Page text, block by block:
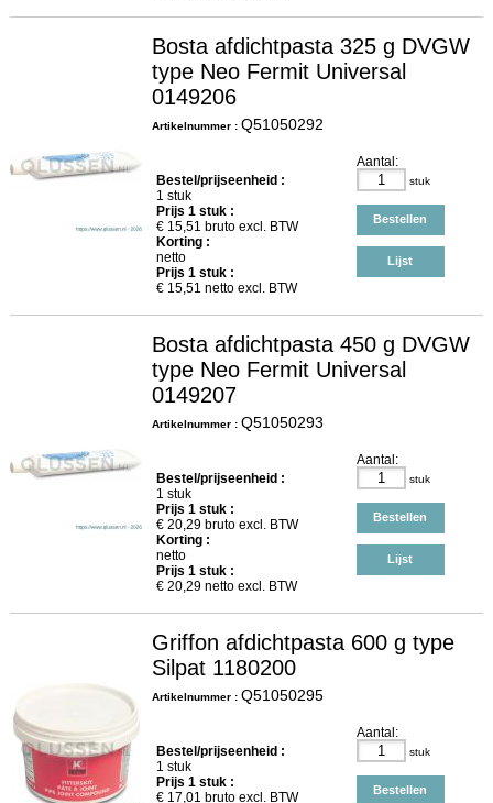
Bosta afdichtpasta 325 g DVGW
type Neo Fermit Universal
0149206
Artikelnummer : Q51050292
Bestel/prijseenheid :
1 stuk
Prijs 1stuk :
€ 15,51 bruto excl. BTW
Korting :
netto
Prijs 1stuk :
€ 15,51 netto excl. BTW
Aantal:
stuk
Bestellen
Lijst
Bosta afdichtpasta 450 g DVGW
type Neo Fermit Universal
0149207
Artikelnummer : Q51050293
Bestel/prijseenheid :
1 stuk
Prijs 1stuk :
€ 20,29bruto excl. BTW
Korting :
netto
Prijs 1stuk :
€ 20,29netto excl. BTW
Aantal:
stuk
Bestellen
Lijst
Griffon afdichtpasta 600 g type
Silpat 1180200
Artikelnummer : Q51050295
Bestel/prijseenheid :
1 stuk
Prijs 1stuk :
€ 17,01 bruto excl. BTW
Aantal:
stuk
Bestellen